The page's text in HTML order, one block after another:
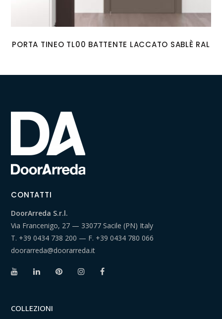
PORTA TINEO TL00 BATTENTE LACCATO SABLÈ RAL
CONTATTI
DoorArreda S.r.l.
Via Francenigo, 27 — 33077 Sacile (PN) Italy
T. +39 0434 738 200 — F. +39 0434 780 066
doorarreda@doorarreda.it
COLLEZIONI